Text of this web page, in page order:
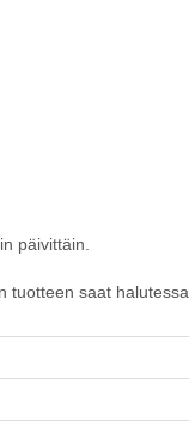
päivittäin.
saat